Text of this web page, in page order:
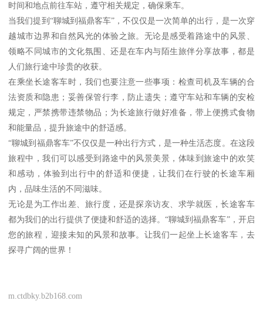
时间和地点前往车站，遵守相关规定，确保乘车。
当我们提到“聊城到福鼎客车”，不仅仅是一次简单的出行，是一次穿
越城市边界和自然风光的体验之旅。无论是感受着路途中的风景、
领略不同城市的文化氛围、还是在车内与陌生旅伴分享故事，都是
人们旅行途中珍贵的收获。
在乘坐长途客车时，我们也要注意一些事项：检查司机及车辆的合
法资质和隐患；妥善保管行李，防止遗失；遵守车站和车辆的安检
规定，严禁携带违禁物品；为长途旅行做好准备，带上便携式食物
和能量品，提升旅途中的舒适感。
“聊城到福鼎客车”不仅仅是一种出行方式，是一种生活态度。在这段
旅程中，我们可以感受到路途中的风景美景，体味到旅途中的欢笑
和感动，体验到出行中的舒适和便捷，让我们在行驶的长途车厢
内，品味生活的不同滋味。
无论是为工作出差、旅行度，还是探亲访友、求学就医，长途客车
都为我们的出行提供了便捷和舒适的选择。“聊城到福鼎客车”，开启
您的旅程，迎接未知的风景和故事。让我们一起坐上长途客车，去
探寻广阔的世界！
m.ctdbky.b2b168.com